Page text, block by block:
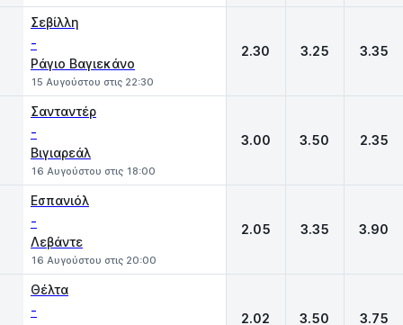
Σεβίλλη
-
Ράγιο Βαγιεκάνο
15 Αυγούστου στις 22:30
2.30 3.25 3.35
Σανταντέρ
-
Βιγιαρεάλ
16 Αυγούστου στις 18:00
3.00 3.50 2.35
Εσπανιόλ
-
Λεβάντε
16 Αυγούστου στις 20:00
2.05 3.35 3.90
Θέλτα
- 2.02 3.50 3.75